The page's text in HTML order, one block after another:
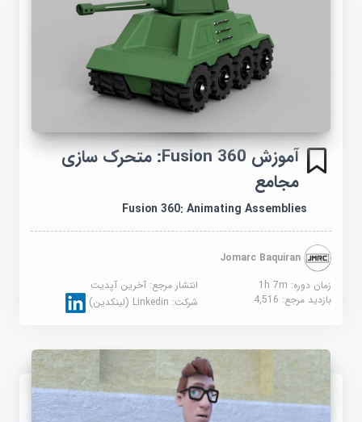
آموزش Fusion 360: متحرک سازی
مجامع
Fusion 360: Animating Assemblies
Jomarc Baquiran
زمان دوره: 1h 7m
انتشار مرجع:آخرین آپدیت
بازدید مرجع:4,516 شرکت:Linkedin (لینکدین)